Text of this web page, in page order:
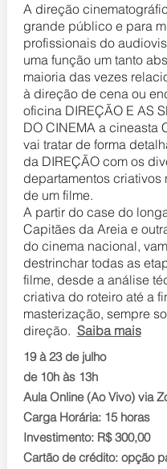
A direção
grande público e para
profissionais do
uma função um tanto
maioria das vezes
à direção de cena ou
oficina DIREÇÃO E AS
DO CINEMA a cineasta
vai tratar de forma
da DIREÇÃO com os
departamentos criativos
de um filme.
A partir do case do
Capitães da Areia e
do cinema nacional,
destrinchar todas as
filme, desde a análise
criativa do roteiro até a
masterização, sempre
direção. Saiba mais
19 à 23 de julho
de 10h às 13h
Aula Online (Ao Vivo) via
Carga Horária: 15 horas
Investimento: R$ 300,00
Cartão de crédito: opção